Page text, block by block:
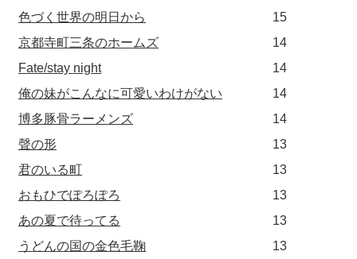
色づく世界の明日から
15
京都寺町三条のホームズ
14
Fate/stay night
14
俺の妹がこんなに可愛いわけがない
14
博多豚骨ラーメンズ
14
聲の形
13
君のいる町
13
おもひでぽろぽろ
13
あの夏で待ってる
13
うどんの国の金色毛鞠
13